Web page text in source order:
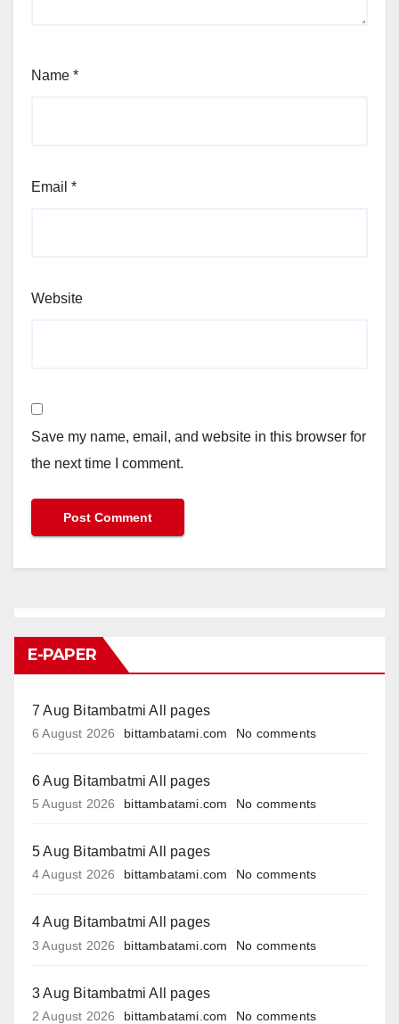
Name *
Email *
Website
Save my name, email, and website in this browser for
the next time I comment.
E-PAPER
7 Aug Bitambatmi All pages
6 August 2026 bittambatami.com No comments
6 Aug Bitambatmi All pages
5 August 2026 bittambatami.com No comments
5 Aug Bitambatmi All pages
4 August 2026 bittambatami.com No comments
4 Aug Bitambatmi All pages
3 August 2026 bittambatami.com No comments
3 Aug Bitambatmi All pages
2 August 2026 bittambatami.com No comments